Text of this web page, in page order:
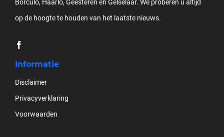
Borculo, Haarlo, Geesteren en Gelselaar. We proberen u altijd
op de hoogte te houden van het laatste nieuws.
Informatie
Disclaimer
Privacyverklaring
Voorwaarden